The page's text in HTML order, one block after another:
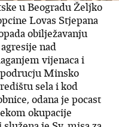
u Beogradu Željko
Lovas Stjepana
obilježavanju
nad
vijenaca i
Minsko
sela i kod
odana je pocast
okupacije